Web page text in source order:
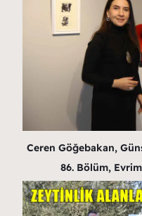
Ceren Göğebakan,
86. Bölüm,